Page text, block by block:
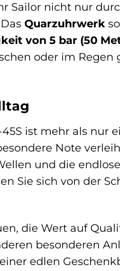
Sailor nicht nur
Quarzuhrwerk
von 5 bar (50
oder im Regen
ist mehr als nur
Note
und die
Sie sich von der
die Wert auf
besonderen
edlen